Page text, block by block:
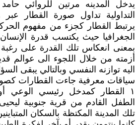
يدخل المدينه مرتين للروائي
التداولية تداول صورة القطار
يرتبط القطار كجزء من مفهوم
الجغرافيا حيث يكتسب قدرة
بمعنى انعكاس تلك القدرة على رغبة
أزمته من خلال اللجوء الى عوالم
اليه توازنه النفسي وبالتالي يبقى
سياقات معرفية جاءت القطارات
١ القطار كمدخل رئيسي
الطفل القادم من قرية جنوبية
تلك المدينة المكتظة بالسكان